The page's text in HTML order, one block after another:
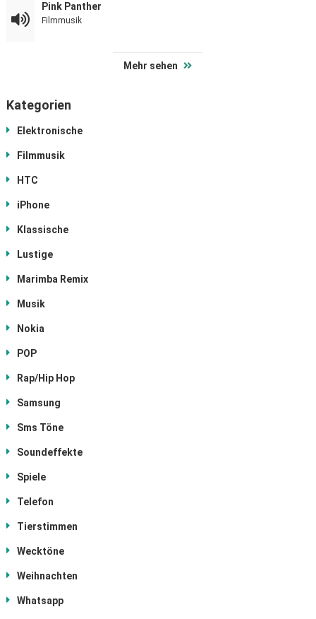
Pink Panther
Filmmusik
Mehr sehen
Kategorien
Elektronische
Filmmusik
HTC
iPhone
Klassische
Lustige
Marimba Remix
Musik
Nokia
POP
Rap/Hip Hop
Samsung
Sms Töne
Soundeffekte
Spiele
Telefon
Tierstimmen
Wecktöne
Weihnachten
Whatsapp